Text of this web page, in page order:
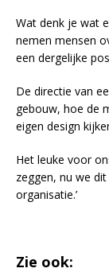
Wat denk je wat
nemen mensen
een dergelijke
De directie van
gebouw, hoe de
eigen design
Het leuke voor
zeggen, nu we
organisatie.’
Zie ook: